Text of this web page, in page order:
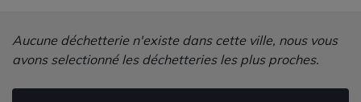
Aucune déchetterie n'existe dans cette ville, nous vous
avons selectionné les déchetteries les plus proches.